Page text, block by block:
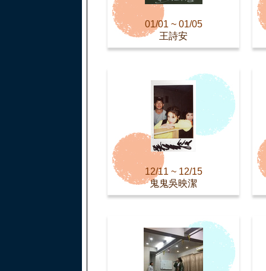
01/01 ~ 01/05
王詩安
12/11 ~ 12/15
鬼鬼吳映潔